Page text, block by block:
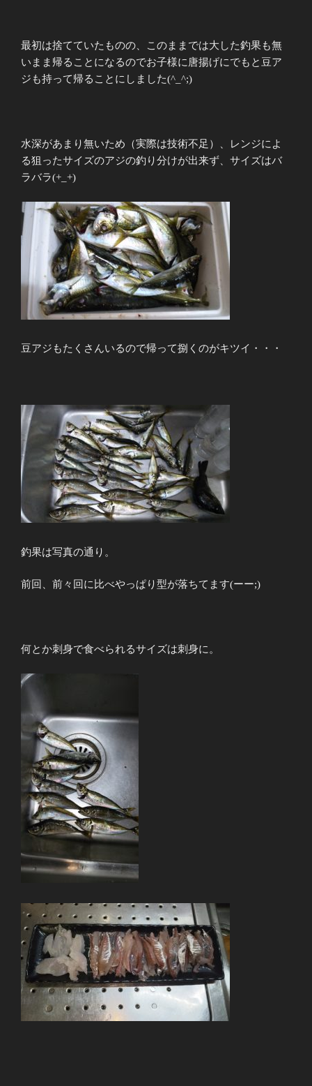
最初は捨てていたものの、このままでは大した釣果も無
いまま帰ることになるのでお子様に唐揚げにでもと豆ア
ジも持って帰ることにしました(^_^;)
水深があまり無いため（実際は技術不足）、レンジによ
る狙ったサイズのアジの釣り分けが出来ず、サイズはバ
ラバラ(+_+)
豆アジもたくさんいるので帰って捌くのがキツイ・・・
釣果は写真の通り。
前回、前々回に比べやっぱり型が落ちてます(ーー;)
何とか刺身で食べられるサイズは刺身に。